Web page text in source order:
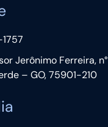
Jerônimo Ferreira,
– GO, 75901-210